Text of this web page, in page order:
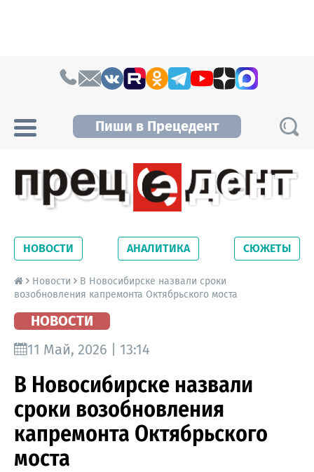
Пиши в Прецедент
Новосибирской области. Читайте свежие
новости на сайте сетевого издания
Precedent.
НОВОСТИ АНАЛИТИКА СЮЖЕТЫ
Новости
В Новосибирске назвали сроки
возобновления капремонта Октябрьского моста
НОВОСТИ
11 Май, 2026 | 13:14
В Новосибирске назвали
сроки возобновления
капремонта Октябрьского
моста